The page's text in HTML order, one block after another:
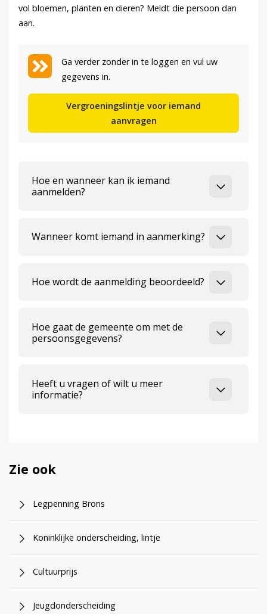
vol bloemen, planten en dieren? Meldt die persoon dan
aan.
Ga verder zonder in te loggen en vul uw
gegevens in.
Vergroeningslintje voor iemand
aanvragen
Hoe en wanneer kan ik iemand
aanmelden?
Wanneer komt iemand in aanmerking?
Hoe wordt de aanmelding beoordeeld?
Hoe gaat de gemeente om met de
persoonsgegevens?
Heeft u vragen of wilt u meer
informatie?
Zie ook
Legpenning Brons
Koninklijke onderscheiding, lintje
Cultuurprijs
Jeugdonderscheiding